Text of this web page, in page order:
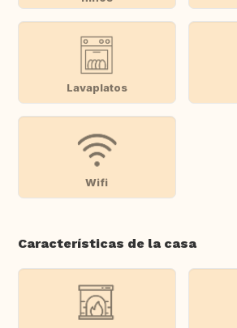
Lavaplatos
Wifi
Características de la casa